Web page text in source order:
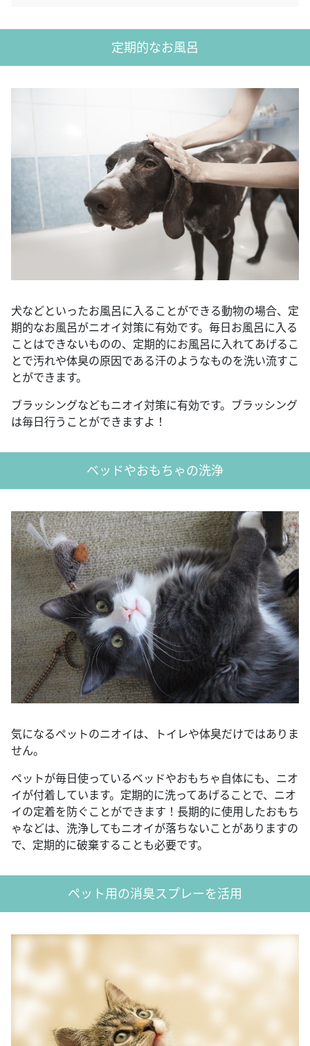
定期的なお風呂
犬などといったお風呂に入ることができる動物の場合、定
期的なお風呂がニオイ対策に有効です。毎日お風呂に入る
ことはできないものの、定期的にお風呂に入れてあげるこ
とで汚れや体臭の原因である汗のようなものを洗い流すこ
とができます。
ブラッシングなどもニオイ対策に有効です。ブラッシング
は毎日行うことができますよ！
ベッドやおもちゃの洗浄
気になるペットのニオイは、トイレや体臭だけではありま
せん。
ペットが毎日使っているベッドやおもちゃ自体にも、ニオ
イが付着しています。定期的に洗ってあげることで、ニオ
イの定着を防ぐことができます！長期的に使用したおもち
ゃなどは、洗浄してもニオイが落ちないことがありますの
で、定期的に破棄することも必要です。
ペット用の消臭スプレーを活用